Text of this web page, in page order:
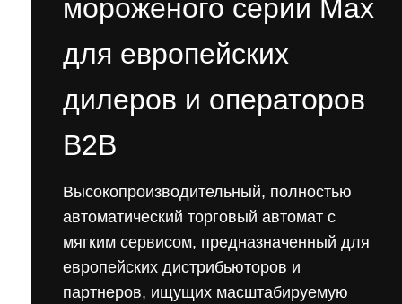
мороженого серии Max
для европейских
дилеров и операторов
B2B
Высокопроизводительный, полностью
автоматический торговый автомат с
мягким сервисом, предназначенный для
европейских дистрибьюторов и
партнеров, ищущих масштабируемую